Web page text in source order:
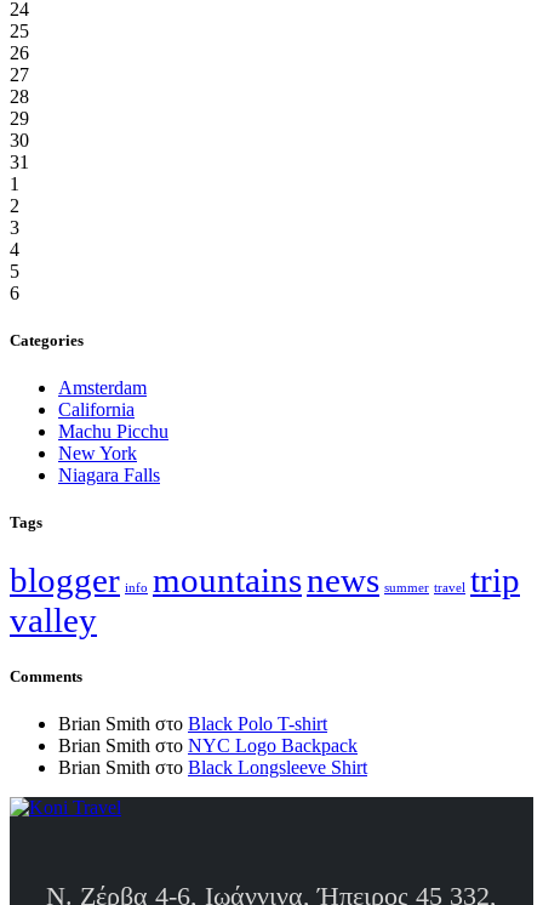
24
25
26
27
28
29
30
31
1
2
3
4
5
6
Categories
Amsterdam
California
Machu Picchu
New York
Niagara Falls
Tags
blogger info mountainsnews summer travel trip
valley
Comments
Brian Smith στο Black Polo T-shirt
Brian Smith στο NYC Logo Backpack
Brian Smith στο Black Longsleeve Shirt
Ν. Ζέρβα 4-6, Ιωάννινα, Ήπειρος 45 332,